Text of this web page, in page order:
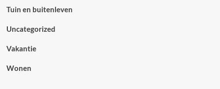
Tuin en buitenleven
Uncategorized
Vakantie
Wonen